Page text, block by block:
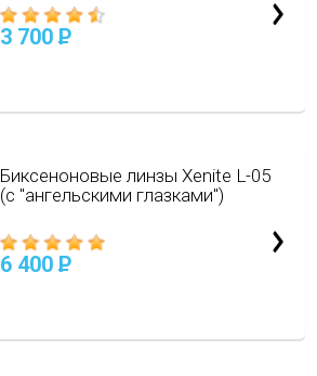
3 700 P
Биксеноновые линзы Xenite L-05
(с "ангельскими глазками")
6 400 P